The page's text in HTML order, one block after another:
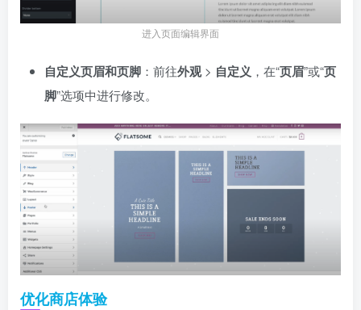
进入页面编辑界面
自定义页眉和页脚 ：前往外观> 自定义 ，在“页眉”或“页
脚”选项中进行修改。
优化商店体验